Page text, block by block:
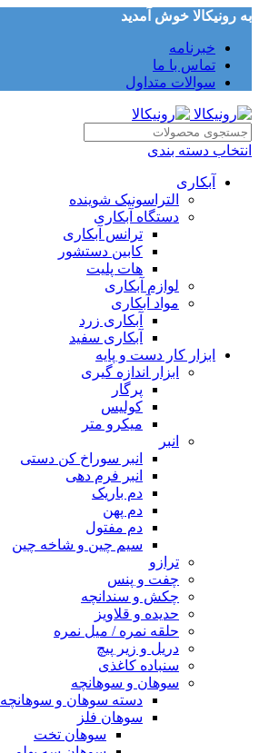
به رونیکالا خوش آمدید
خبرنامه
تماس با ما
سوالات متداول
انتخاب دسته بندی
آبکاری
التراسونیک شوینده
دستگاه آبکاری
ترانس آبکاری
کابین دستشور
هات پلیت
لوازم آبکاری
مواد آبکاری
آبکاری زرد
آبکاری سفید
ابزار کار دست و پایه
ابزار اندازه گیری
پرگار
کولیس
میکرو متر
انبر
انبر سوراخ کن دستی
انبر فرم دهی
دم باریک
دم پهن
دم مفتول
سیم چین و شاخه چین
ترازو
چفت و پنس
چکش و سندانچه
حدیده و قلاویز
حلقه نمره / میل نمره
دریل و زیر پیچ
سنباده کاغذی
سوهان و سوهانچه
دسته سوهان و سوهانچه
سوهان فلز
سوهان تخت